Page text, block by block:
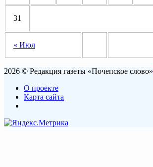
« Июл
31
2026 © Редакция газеты «Почепское слово»
О проекте
Карта сайта